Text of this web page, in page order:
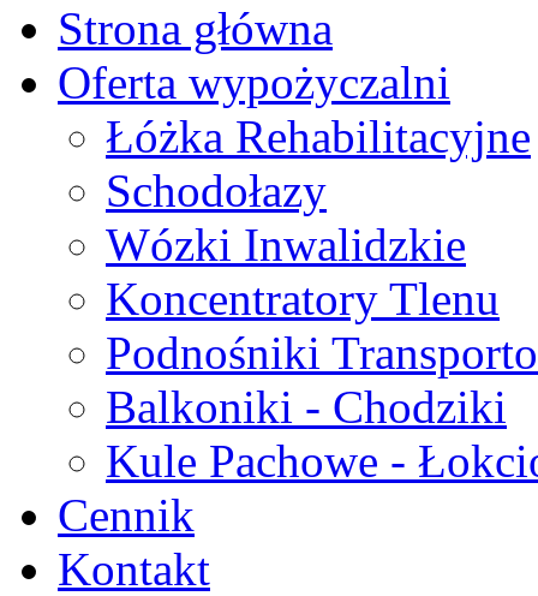
Strona główna
Oferta wypożyczalni
Łóżka Rehabilitacyjne
Schodołazy
Wózki Inwalidzkie
Koncentratory Tlenu
Podnośniki
Balkoniki - Chodziki
Kule Pachowe -
Cennik
Kontakt